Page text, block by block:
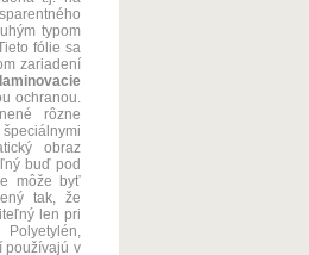
typom
fólie sa
zariadení
ochranou.
rôzne
obraz
buď pod
môže byť
tak, že
len pri
používajú v